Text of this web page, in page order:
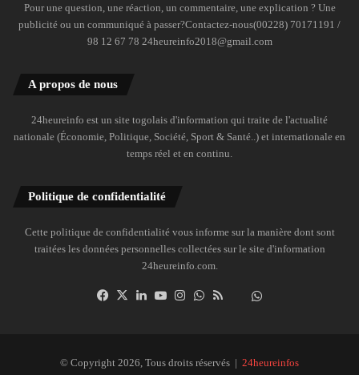
Pour une question, une réaction, un commentaire, une explication ? Une
publicité ou un communiqué à passer?Contactez-nous(00228) 70171191 /
98 12 67 78 24heureinfo2018@gmail.com
A propos de nous
24heureinfo est un site togolais d'information qui traite de l'actualité
nationale (Économie, Politique, Société, Sport & Santé..) et internationale en
temps réel et en continu.
Politique de confidentialité
Cette politique de confidentialité vous informe sur la manière dont sont
traitées les données personnelles collectées sur le site d'information
24heureinfo.com.
Facebook
X LinkedinYouTubeInstagramWhatsAppDailymotion
© Copyright 2026, Tous droits réservés | 24heureinfos